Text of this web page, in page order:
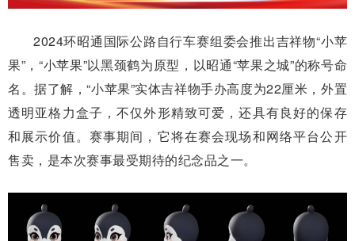
2024环昭通国际公路自行车赛组委会推出吉祥物“小苹
果”，“小苹果”以黑颈鹤为原型，以昭通“苹果之城”的称号命
名。据了解，“小苹果”实体吉祥物手办高度为22厘米，外置
透明亚格力盒子，不仅外形精致可爱，还具有良好的保存
和展示价值。赛事期间，它将在赛会现场和网络平台公开
售卖，是本次赛事最受期待的纪念品之一。